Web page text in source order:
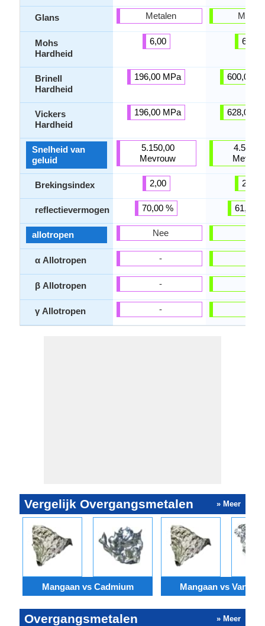
Glans
Mohs
Hardheid
Brinell
Hardheid
Vickers
Hardheid
Snelheid van
geluid
Brekingsindex
reflectievermogen
allotropen
α Allotropen
β Allotropen
γ Allotropen
Metalen
6,00
196,00 MPa
196,00 MPa
5.150,00
Mevrouw
2,00
70,00 %
Nee
-
-
-
6,70
600,00
628,00
2,05
61,00
Vergelijk Overgangsmetalen » Meer
Mangaan vs Cadmium Mangaan vs
Overgangsmetalen » Meer